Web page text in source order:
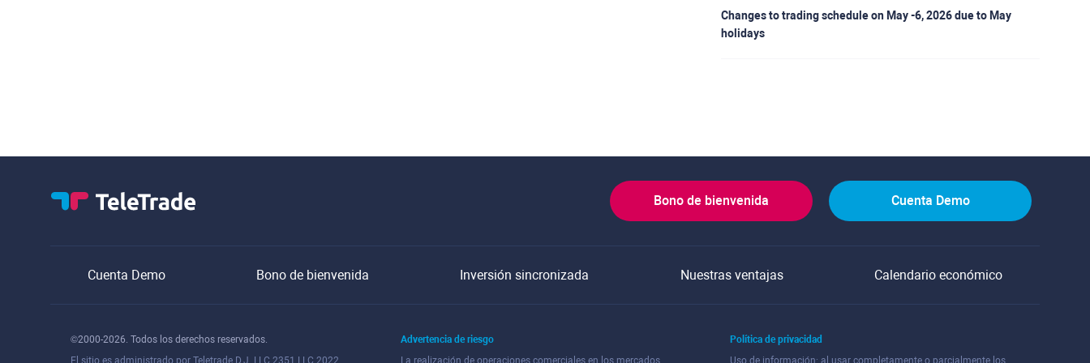
Changes to trading schedule on May -6, 2026 due to May
holidays
Bono de bienvenida Cuenta Demo
Cuenta Demo Bono de bienvenida Inversión sincronizada Nuestras ventajas Calendario económico
©2000-2026. Todos los derechos reservados.
El sitio es administrado por Teletrade D.J. LLC 2351 LLC 2022
Advertencia de riesgo
La realización de operaciones comerciales en los mercados
Política de privacidad
Uso de información: al usar completamente o parcialmente los